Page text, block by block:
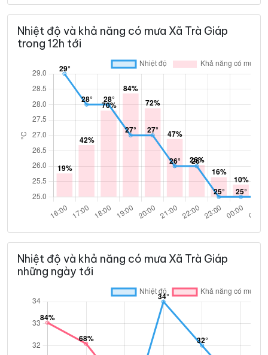
Nhiệt độ và khả năng có mưa Xã Trà Giáp
trong 12h tới
Nhiệt độ và khả năng có mưa Xã Trà Giáp
những ngày tới